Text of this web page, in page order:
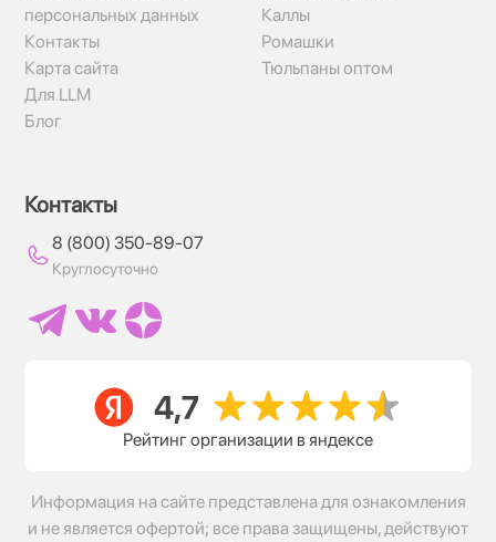
персональных данных
Контакты
Карта сайта
Для LLM
Блог
Каллы
Ромашки
Тюльпаны оптом
Контакты
8 (800) 350-89-07
Круглосуточно
Рейтинг организации в яндексе
Информация на сайте представлена для ознакомления
и не является офертой; все права защищены, действуют